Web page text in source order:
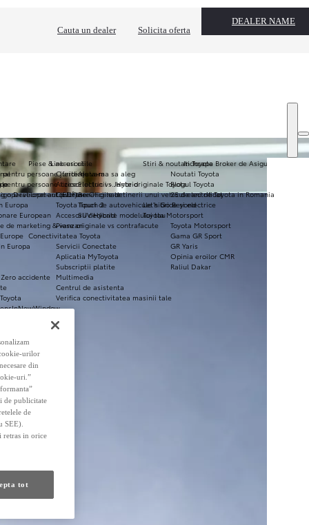
Cauta un dealer Solicita oferta
DEALER NAME
pentru persoane juridice
pentru persoane fizice
operational autoutilitare
Inchcape Broker de Asigurare
Piese & accesorii
Oferte de vara
Accesoriul lunii - Jante originale Toyota
Covorase Originale
Toyota Touch 2
Accesorii dedicate modelului tau
Piese originale vs contrafacute
Conectivitatea Toyota
Servicii Conectate
Aplicatia MyToyota
Subscriptii platite
Multimedia
Centrul de asistenta
Verifica conectivitatea masinii tale
Link-uri utile
Ajuta-ma sa aleg
Electric vs. Hybrid
Beneficiile detinerii unui vehicul electrificat
Tipuri de autovehicule hibride si electrice
SUV Hybrid
Development (ED²)
Europa
European
de marketing & vanzari
Europa
accidente
Stiri & noutati Toyota
Noutati Toyota
Blogul Toyota
25 de ani de Toyota in Romania
Let's Go Beyond
Toyota Motorsport
Toyota Motorsport
Gama GR Sport
GR Yaris
Opinia eroilor CMR
Raliul Dakar
urilor
din
uri.”
de publicitate
de
SEE).
retras in orice
tot